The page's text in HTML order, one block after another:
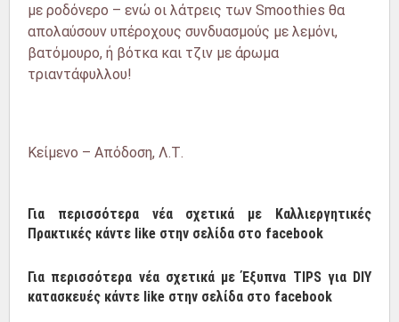
με ροδόνερο – ενώ οι λάτρεις των Smoothies θα
απολαύσουν υπέροχους συνδυασμούς με λεμόνι,
βατόμουρο, ή βότκα και τζιν με άρωμα
τριαντάφυλλου!
Κείμενο – Απόδοση, Λ.Τ.
Για περισσότερα νέα σχετικά με Καλλιεργητικές
Πρακτικές κάντε like στην σελίδα στο facebook
Για περισσότερα νέα σχετικά με Έξυπνα TIPS για DIY
κατασκευές κάντε like στην σελίδα στο facebook